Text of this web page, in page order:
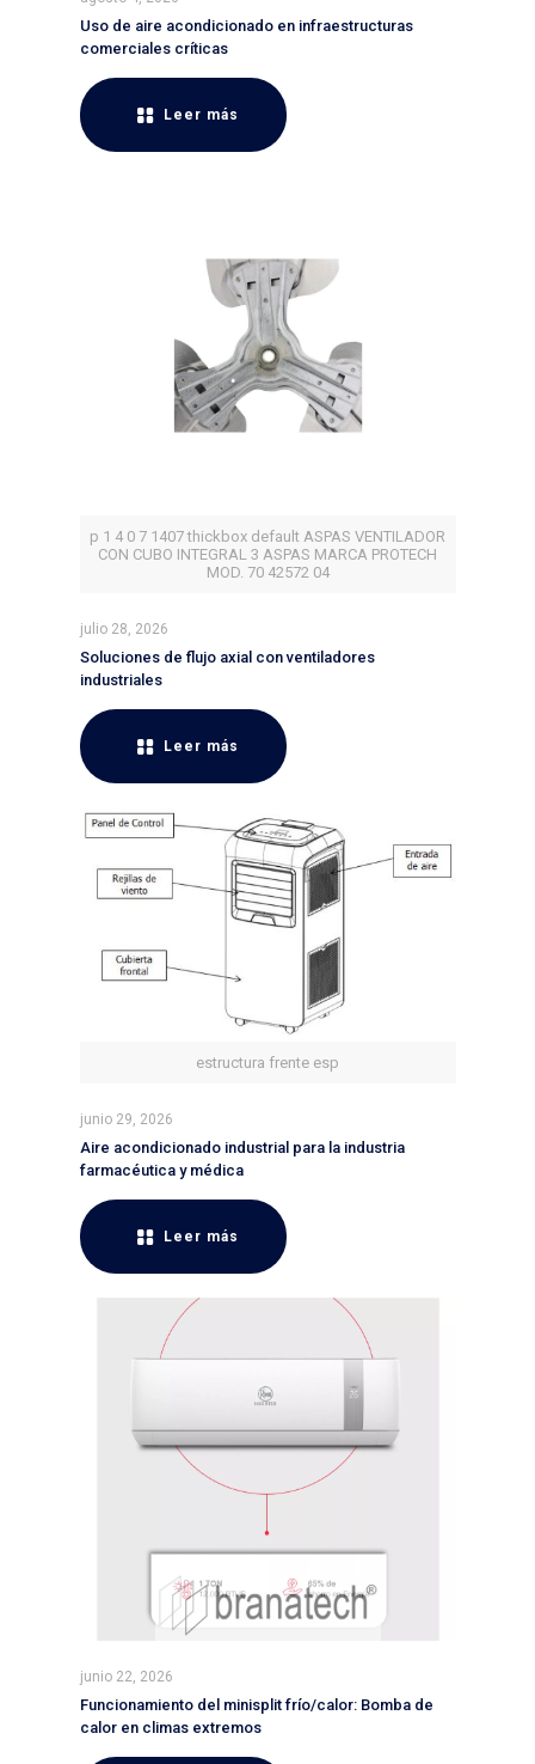
Uso de aire acondicionado en infraestructuras
comerciales críticas
Leer más
p 1 4 0 7 1407 thickbox default ASPAS VENTILADOR
CON CUBO INTEGRAL 3 ASPAS MARCA PROTECH
MOD. 70 42572 04
julio 28, 2026
Soluciones de flujo axial con ventiladores
industriales
Leer más
estructura frente esp
junio 29, 2026
Aire acondicionado industrial para la industria
farmacéutica y médica
Leer más
junio 22, 2026
Funcionamiento del minisplit frío/calor: Bomba de
calor en climas extremos